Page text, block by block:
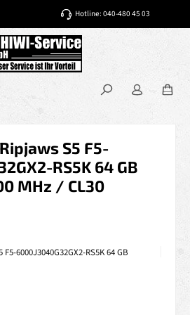
Hotline: 040-480 45 03
S5 F5-
RS5K 64 GB
MHz / CL30